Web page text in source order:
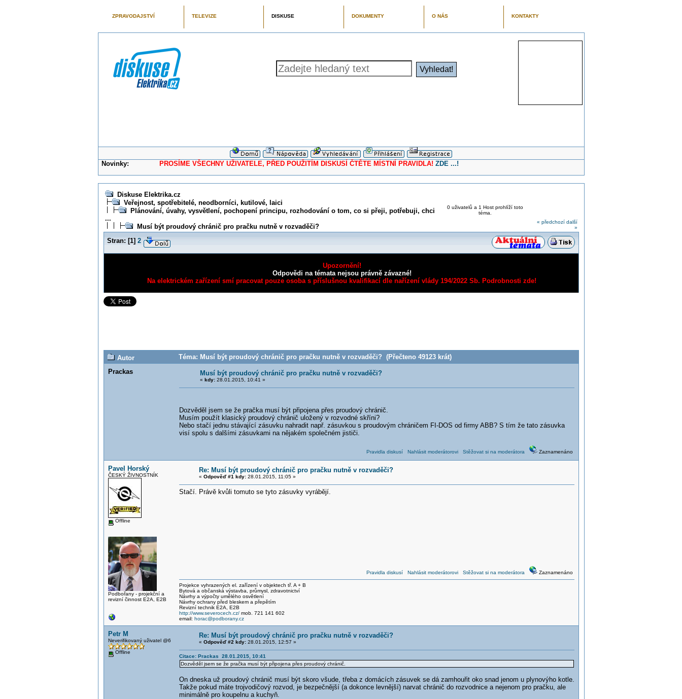
ZPRAVODAJSTVÍ TELEVIZE DISKUSE DOKUMENTY O NÁS KONTAKTY
Novinky: PROSÍME VŠECHNY UŽIVATELE, PŘED POUŽITÍM DISKUSÍ ČTĚTE MÍSTNÍ PRAVIDLA! ZDE ...!
Diskuse Elektrika.cz
Veřejnost, spotřebitelé, neodborníci, kutilové, laici
Plánování, úvahy, vysvětlení, pochopení principu, rozhodování o tom, co si přeji, potřebuji, chci
...
Musí být proudový chránič pro pračku nutně v rozvaděči?
0 uživatelů a 1 Host prohlíží toto
téma.
« předchozí další
»
Stran: [1] 2
Upozornění!
Odpovědi na témata nejsou právně závazné!
Na elektrickém zařízení smí pracovat pouze osoba s příslušnou kvalifikací dle nařízení vlády 194/2022 Sb. Podrobnosti zde!
Autor
Téma: Musí být proudový chránič pro pračku nutně v rozvaděči? (Přečteno 49123 krát)
Prackas
Musí být proudový chránič pro pračku nutně v rozvaděči?
« kdy:28.01.2015, 10:41 »
Dozvěděl jsem se že pračka musí být připojena přes proudový chránič.
Musím použít klasický proudový chránič uložený v rozvodné skříni?
Nebo stačí jednu stávající zásuvku nahradit např. zásuvkou s proudovým chráničem FI-DOS od firmy ABB? S tím že tato zásuvka
visí spolu s dalšími zásuvkami na nějakém společném jističi.
Pravidla diskusí Nahlásit moderátorovi Stěžovat si na moderátora Zaznamenáno
Pavel Horský
ČESKÝ ŽIVNOSTNÍK
Offline
Podbořany - projekční a
revizní činnost E2A, E2B
Re: Musí být proudový chránič pro pračku nutně v rozvaděči?
« Odpověď #1 kdy:28.01.2015, 11:05 »
Stačí. Právě kvůli tomuto se tyto zásuvky vyrábějí.
Pravidla diskusí Nahlásit moderátorovi Stěžovat si na moderátora Zaznamenáno
Projekce vyhrazených el. zařízení v objektech tř. A + B
Bytová a občanská výstavba, průmysl, zdravotnictví
Návrhy a výpočty umělého osvětlení
Návrhy ochrany před bleskem a přepětím
Revizní technik E2A, E2B
http://www.severocech.cz/mob. 721 141 602
email: horac@podborany.cz
Petr M
Neverifikovaný uživatel @6
Offline
Re: Musí být proudový chránič pro pračku nutně v rozvaděči?
« Odpověď #2 kdy:28.01.2015, 12:57 »
Citace: Prackas 28.01.2015, 10:41
Dozvěděl jsem se že pračka musí být připojena přes proudový chránič.
On dneska už proudový chránič musí být skoro všude, třeba z domácích zásuvek se dá zamhouřit oko snad jenom u plynovýho kotle.
Takže pokud máte trojvodičový rozvod, je bezpečnější (a dokonce levnější) narvat chránič do rozvodnice a nejenom pro pračku, ale
minimálně pro koupelnu a kuchyň.